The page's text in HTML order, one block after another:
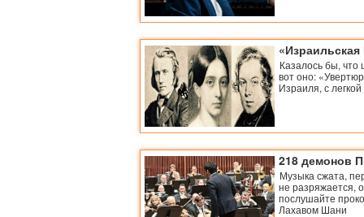
Казалось бы, что
вот оно:
Израиля, с
218 демонов
Музыка сжата,
не разряжается,
послушайте
Лахавом Шани